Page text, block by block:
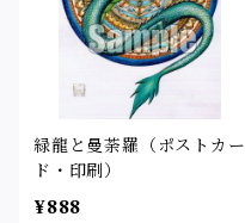
緑龍と曼荼羅（ポストカー
ド・印刷）
¥888